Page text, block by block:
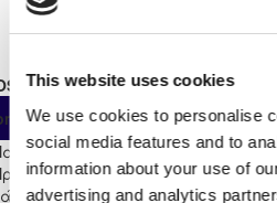
This website uses cookies
We use cookies to personalise
social media features and to
information about your use of
advertising and analytics
STATS 2016-2017
App
As
Νέων
των 21 Γ΄